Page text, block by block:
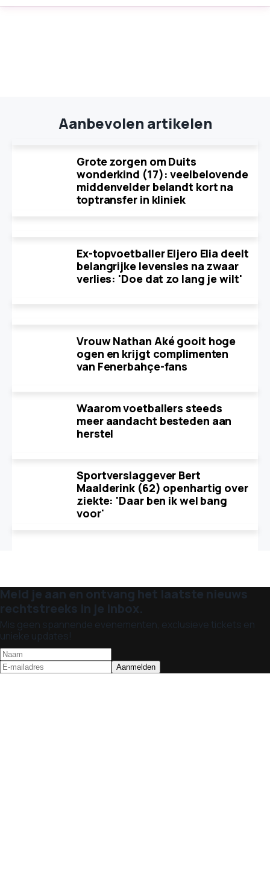
Aanbevolen artikelen
Grote zorgen om Duits
wonderkind (17): veelbelovende
middenvelder belandt kort na
toptransfer in kliniek
Ex-topvoetballer Eljero Elia deelt
belangrijke levensles na zwaar
verlies: 'Doe dat zo lang je wilt'
Vrouw Nathan Aké gooit hoge
ogen en krijgt complimenten
van Fenerbahçe-fans
Waarom voetballers steeds
meer aandacht besteden aan
herstel
Sportverslaggever Bert
Maalderink (62) openhartig over
ziekte: 'Daar ben ik wel bang
voor'
Meld je aan en ontvang het laatste nieuws
rechtstreeks in je inbox.
Mis geen spannende evenementen, exclusieve tickets en
unieke updates!